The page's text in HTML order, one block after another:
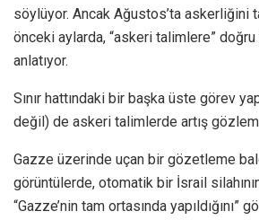
söylüyor. Ancak Ağustos’ta askerliğini
önceki aylarda, “askeri talimlere”
anlatıyor.
Sınır hattındaki bir başka üste görev
değil) de askeri talimlerde artış
Gazze üzerinde uçan bir gözetleme
görüntülerde, otomatik bir İsrail
“Gazze’nin tam ortasında yapıldığını”